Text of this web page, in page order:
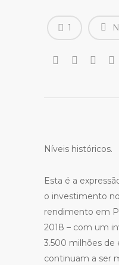
1
Níveis históricos.
Esta é a
o investimento
rendimento em
2018 – com um
3.500 milhões de
continuam a ser